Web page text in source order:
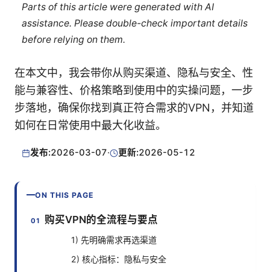
Parts of this article were generated with AI
assistance. Please double-check important details
before relying on them.
在本文中，我会带你从购买渠道、隐私与安全、性
能与兼容性、价格策略到使用中的实操问题，一步
步落地，确保你找到真正符合需求的VPN，并知道
如何在日常使用中最大化收益。
发布:2026-03-07· 更新:2026-05-12
ON THIS PAGE
购买VPN的全流程与要点
1) 先明确需求再选渠道
2) 核心指标：隐私与安全